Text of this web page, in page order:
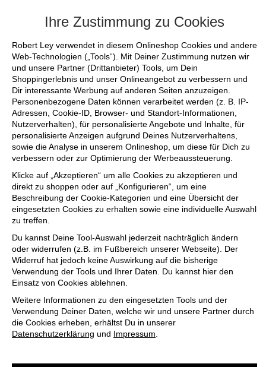
Ihre Zustimmung zu Cookies
Robert Ley verwendet in diesem Onlineshop Cookies und andere
Web-Technologien („Tools“). Mit Deiner Zustimmung nutzen wir
und unsere Partner (Drittanbieter) Tools, um Dein
Shoppingerlebnis und unser Onlineangebot zu verbessern und
Dir interessante Werbung auf anderen Seiten anzuzeigen.
Personenbezogene Daten können verarbeitet werden (z. B. IP-
Adressen, Cookie-ID, Browser- und Standort-Informationen,
Nutzerverhalten), für personalisierte Angebote und Inhalte, für
personalisierte Anzeigen aufgrund Deines Nutzerverhaltens,
sowie die Analyse in unserem Onlineshop, um diese für Dich zu
verbessern oder zur Optimierung der Werbeaussteuerung.
Klicke auf „Akzeptieren“ um alle Cookies zu akzeptieren und
direkt zu shoppen oder auf „Konfigurieren“, um eine
Beschreibung der Cookie-Kategorien und eine Übersicht der
eingesetzten Cookies zu erhalten sowie eine individuelle Auswahl
zu treffen.
Du kannst Deine Tool-Auswahl jederzeit nachträglich ändern
oder widerrufen (z.B. im Fußbereich unserer Webseite). Der
Widerruf hat jedoch keine Auswirkung auf die bisherige
Verwendung der Tools und Ihrer Daten. Du kannst hier den
Einsatz von Cookies ablehnen.
Weitere Informationen zu den eingesetzten Tools und der
Verwendung Deiner Daten, welche wir und unsere Partner durch
die Cookies erheben, erhältst Du in unserer
Datenschutzerklärung und Impressum.